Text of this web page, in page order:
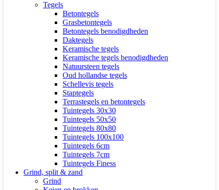
Tegels
Betontegels
Grasbetontegels
Betontegels benodigdheden
Daktegels
Keramische tegels
Keramische tegels benodigdheden
Natuursteen tegels
Oud hollandse tegels
Schellevis tegels
Staptegels
Terrastegels en betontegels
Tuintegels 30x30
Tuintegels 50x50
Tuintegels 80x80
Tuintegels 100x100
Tuintegels 6cm
Tuintegels 7cm
Tuintegels Finess
Grind, split & zand
Grind